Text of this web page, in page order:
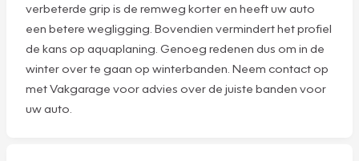
verbeterde grip is de remweg korter en heeft uw auto
een betere wegligging. Bovendien vermindert het profiel
de kans op aquaplaning. Genoeg redenen dus om in de
winter over te gaan op winterbanden. Neem contact op
met Vakgarage voor advies over de juiste banden voor
uw auto.